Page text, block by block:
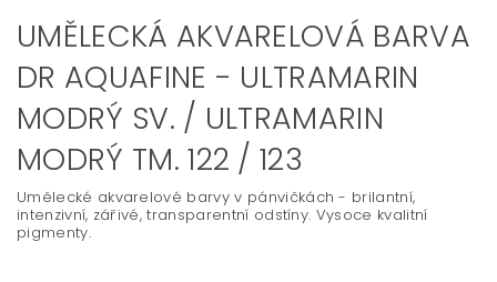
UMĚLECKÁ AKVARELOVÁ BARVA
DR AQUAFINE - ULTRAMARIN
MODRÝ SV. / ULTRAMARIN
MODRÝ TM. 122 / 123
Umělecké akvarelové barvy v pánvičkách - brilantní,
intenzivní, zářivé, transparentní odstíny. Vysoce kvalitní
pigmenty.